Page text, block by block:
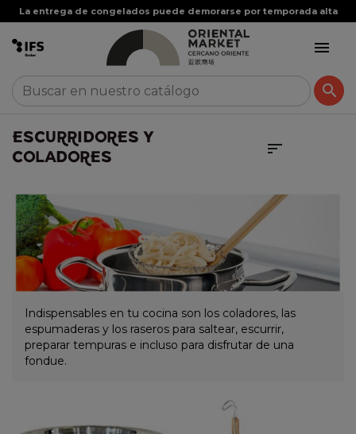
La entrega de congelados puede demorarse por temporada alta


ESCURRIDORES Y
COLADORES

Indispensables en tu cocina son los coladores, las
espumaderas y los raseros para saltear, escurrir,
preparar tempuras e incluso para disfrutar de una
fondue.